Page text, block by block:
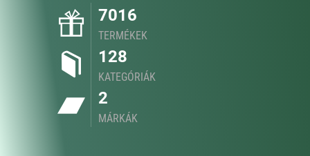
7016
TERMÉKEK
128
KATEGÓRIÁK
2
MÁRKÁK